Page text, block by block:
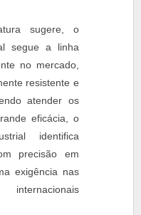
sugere, o
segue a linha
no mercado,
resistente e
atender os
eficácia, o
identifica
precisão em
exigência nas